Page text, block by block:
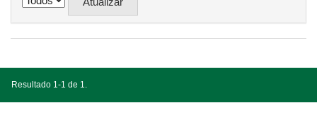
Resultado 1-1 de 1.